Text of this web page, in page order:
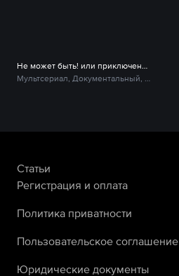
Не может быть! или приключения Забавы
Статьи
Регистрация и оплата
Политика приватности
Пользовательское соглашение
Юридические документы